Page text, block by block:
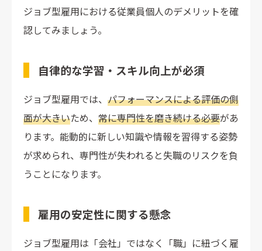
ジョブ型雇用における従業員個人のデメリットを確
認してみましょう。
自律的な学習・スキル向上が必須
ジョブ型雇用では、 パフォーマンスによる評価の側
面が大きいため、 常に専門性を磨き続ける必要があ
ります。能動的に新しい知識や情報を習得する姿勢
が求められ、専門性が失われると失職のリスクを負
うことになります。
雇用の安定性に関する懸念
ジョブ型雇用は「会社」ではなく「職」に紐づく雇